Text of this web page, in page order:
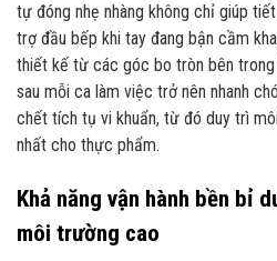
tự đóng nhẹ nhàng không chỉ giúp
trợ đầu bếp khi tay đang bận cầm
thiết kế từ các góc bo tròn bên
sau mỗi ca làm việc trở nên nhanh
chết tích tụ vi khuẩn, từ đó duy trì
nhất cho thực phẩm.
Khả năng vận hành bền bỉ
môi trường cao